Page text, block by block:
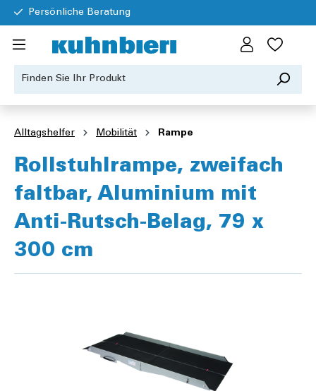
Persönliche Beratung
Alltagshelfer Mobilität Rampe
Rollstuhlrampe, zweifach
faltbar, Aluminium mit
Anti-Rutsch-Belag, 79 x
300 cm